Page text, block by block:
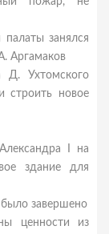
занялся
Аргамаков
Д. Ухтомского
строить новое
I на
здание для
завершено
ценности из